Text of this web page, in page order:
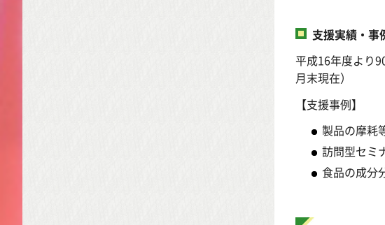
支援実績・事
平成16年度より
月末現在）
【支援事例】
製品の摩耗
訪問型セミ
食品の成分